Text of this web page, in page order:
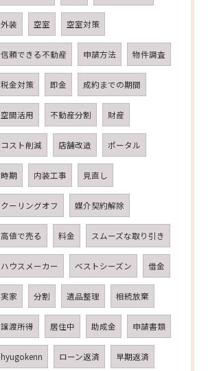
外装 空室 空室対策
信頼できる不動産 申請方法 物件調査
税金対策 即金 成約までの期間
空間活用 不動産分割 財産
コスト削減 店舗改造 ポータル
時期 内装工事 見直し
クーリングオフ 媒介契約解除
高値で売る 料金 スムーズな取り引き
ハウスメーカー ベストシーズン 借金
実家 分割 遺品整理 相続放棄
譲渡所得 居住中 助成金 申請書類
hyugokenn ローン返済 早期返済